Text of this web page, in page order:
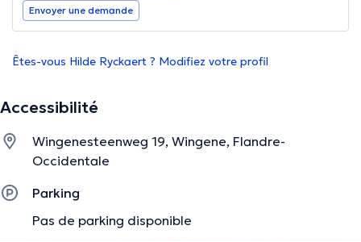
Envoyer une demande
Êtes-vous Hilde Ryckaert ? Modifiez votre profil
Accessibilité
Wingenesteenweg 19, Wingene, Flandre-
Occidentale
Parking
Pas de parking disponible